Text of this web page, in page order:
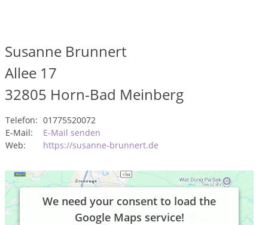
Susanne Brunnert
Allee 17
32805 Horn-Bad Meinberg
Telefon: 01775520072
E-Mail:
E-Mail senden
Web:
https://susanne-brunnert.de
We need your consent to load the
Google Maps service!